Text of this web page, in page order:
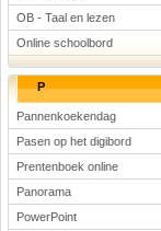
OB - Taal en lezen
Online schoolbord
P
Pannenkoekendag
Pasen op het digibord
Prentenboek online
Panorama
PowerPoint